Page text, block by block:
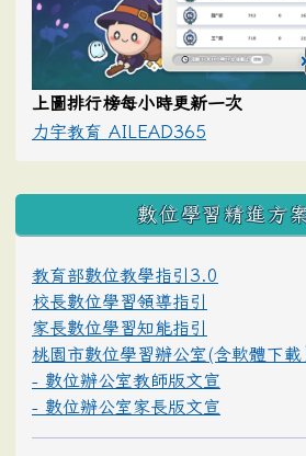
上圖排行榜每小時更新一次
力宇教育 AILEAD365
數位學習精進方
教育部數位教學指引3.0
校長數位學習領導指引
家長數位學習知能指引
桃園市數位學習辦公室(含軟體下載
- 數位辦公室教師版文宣
- 數位辦公室家長版文宣